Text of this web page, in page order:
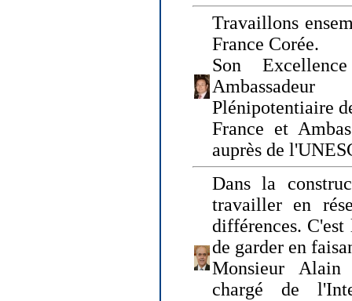
Travaillons
France Corée.
Son
Plénipotentiaire
France et
auprès de
Dans la
travailler en
différences.
de garder en
Monsieur Alain
chargé de